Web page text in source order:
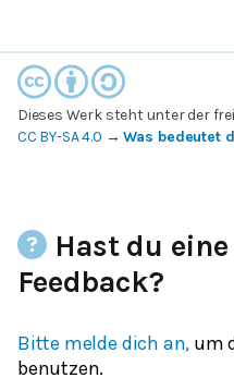
Dieses Werk steht unter der
CC BY-SA 4.0 →Was bedeutet
Hast du
Feedback?
Bitte melde dich an, um
benutzen.